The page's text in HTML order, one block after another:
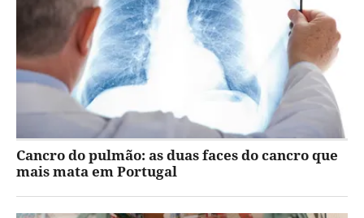
Cancro do pulmão: as duas faces do cancro que
mais mata em Portugal